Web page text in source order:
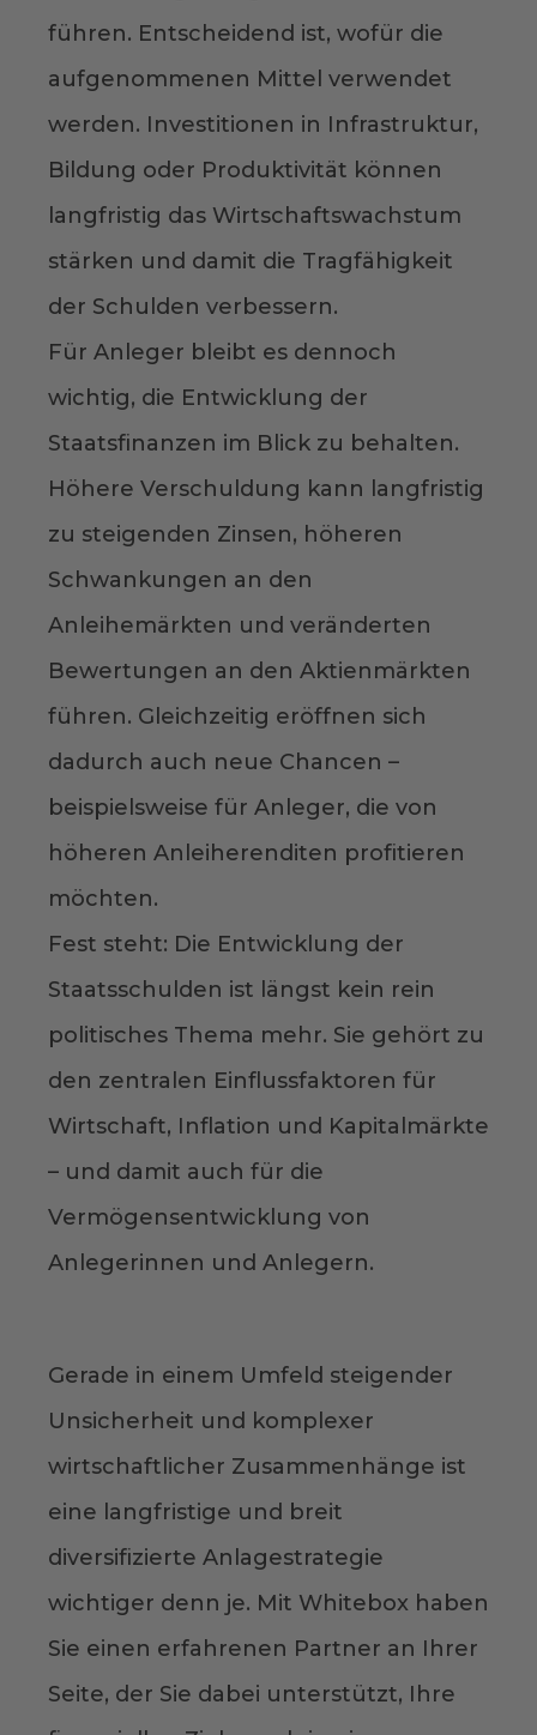
führen. Entscheidend ist, wofür die
aufgenommenen Mittel verwendet
werden. Investitionen in Infrastruktur,
Bildung oder Produktivität können
langfristig das Wirtschaftswachstum
stärken und damit die Tragfähigkeit
der Schulden verbessern.
Für Anleger bleibt es dennoch
wichtig, die Entwicklung der
Staatsfinanzen im Blick zu behalten.
Höhere Verschuldung kann langfristig
zu steigenden Zinsen, höheren
Schwankungen an den
Anleihemärkten und veränderten
Bewertungen an den Aktienmärkten
führen. Gleichzeitig eröffnen sich
dadurch auch neue Chancen –
beispielsweise für Anleger, die von
höheren Anleiherenditen profitieren
möchten.
Fest steht: Die Entwicklung der
Staatsschulden ist längst kein rein
politisches Thema mehr. Sie gehört zu
den zentralen Einflussfaktoren für
Wirtschaft, Inflation und Kapitalmärkte
– und damit auch für die
Vermögensentwicklung von
Anlegerinnen und Anlegern.
Gerade in einem Umfeld steigender
Unsicherheit und komplexer
wirtschaftlicher Zusammenhänge ist
eine langfristige und breit
diversifizierte Anlagestrategie
wichtiger denn je. Mit Whitebox haben
Sie einen erfahrenen Partner an Ihrer
Seite, der Sie dabei unterstützt, Ihre